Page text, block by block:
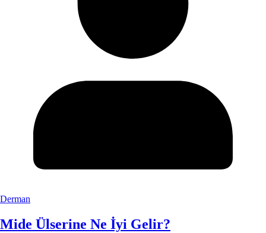
Derman
Mide Ülserine Ne İyi Gelir?